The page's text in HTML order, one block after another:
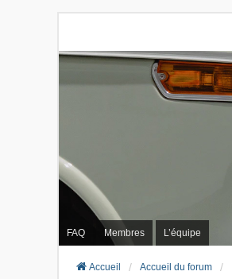
FAQ Membres L’équipe
Accueil Accueil du forum